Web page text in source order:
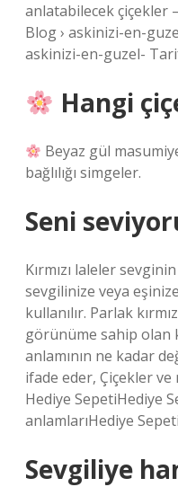
anlatabilecek çiçekler
Blog › askinizi-en-
askinizi-en-guzel-
Hangi
Beyaz gül
bağlılığı simgeler.
Seni
Kırmızı laleler
sevgilinize veya
kullanılır. Parlak
görünüme sahip olan
anlamının ne kadar
ifade eder, Çiçekler
Hediye SepetiHediye
anlamlarıHediye
Sevgiliye